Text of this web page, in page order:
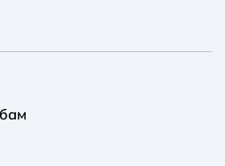
A A